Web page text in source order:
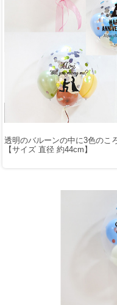
透明のバルーンの中に3色のこ
【サイズ 直径 約44cm】